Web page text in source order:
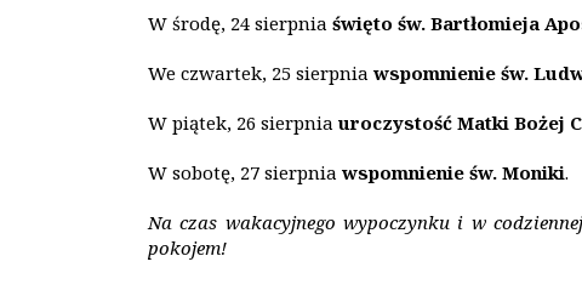
W środę, 24 sierpnia święto św. Bartłomieja
We czwartek, 25 sierpnia wspomnienie św.
W piątek, 26 sierpnia uroczystość Matki Bożej
W sobotę, 27 sierpnia wspomnienie św. Moniki.
Na czas wakacyjnego wypoczynku i w
pokojem!